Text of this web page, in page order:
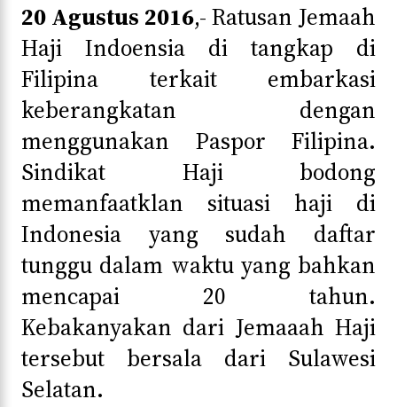
20 Agustus 2016,- Ratusan Jemaah
Haji Indoensia di tangkap di
Filipina terkait embarkasi
keberangkatan dengan
menggunakan Paspor Filipina.
Sindikat Haji bodong
memanfaatklan situasi haji di
Indonesia yang sudah daftar
tunggu dalam waktu yang bahkan
mencapai 20 tahun.
Kebakanyakan dari Jemaaah Haji
tersebut bersala dari Sulawesi
Selatan.